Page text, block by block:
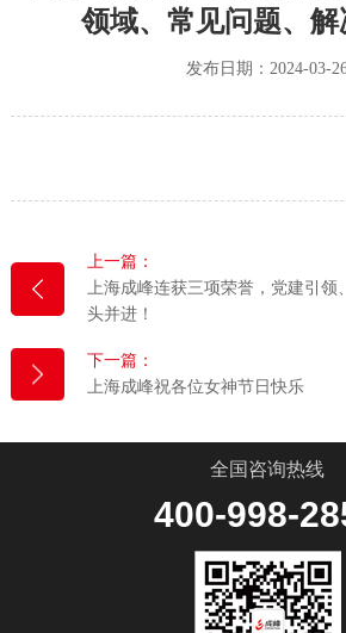
领域、常见问题、解
发布日期：2024-03-
上一篇：
上海成峰连获三项荣誉，党建引
头并进！
下一篇：
上海成峰祝各位女神节日快乐
全国咨询热线
400-998-